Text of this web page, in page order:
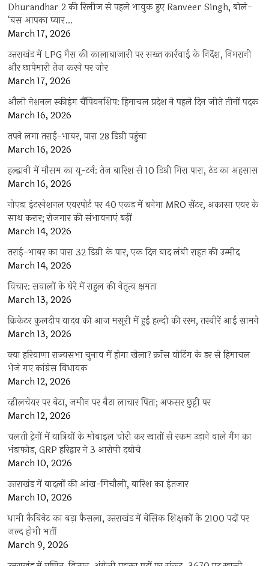
Dhurandhar 2 की रिलीज से पहले भावुक हुए Ranveer Singh, बोले-
‘बस आपका प्यार…
March 17, 2026
उत्तराखंड में LPG गैस की कालाबाजारी पर सख्त कार्रवाई के निर्देश, निगरानी
और छापेमारी तेज करने पर जोर
March 17, 2026
औली नेशनल स्कीइंग चैंपियनशिप: हिमाचल प्रदेश ने पहले दिन जीते तीनों पदक
March 16, 2026
तपने लगा तराई-भाबर, पारा 28 डिग्री पहुंचा
March 16, 2026
हल्द्वानी में मौसम का यू-टर्न: तेज बारिश से 10 डिग्री गिरा पारा, ठंड का अहसास
March 16, 2026
नोएडा इंटरनेशनल एयरपोर्ट पर 40 एकड़ में बनेगा MRO सेंटर, अकासा एयर के
साथ करार; रोजगार की संभावनाएं बढ़ीं
March 14, 2026
तराई-भाबर का पारा 32 डिग्री के पार, एक दिन बाद लंबी राहत की उम्मीद
March 14, 2026
विचार: सवालों के घेरे में राहुल की नेतृत्व क्षमता
March 13, 2026
क्रिकेटर कुलदीप यादव की आज मसूरी में हुई हल्दी की रस्म, तस्वीरें आई सामने
March 13, 2026
क्या हरियाणा राज्यसभा चुनाव में होगा खेला? क्रॉस वोटिंग के डर से हिमाचल
भेजे गए कांग्रेस विधायक
March 12, 2026
व्हीलचेयर पर बेटा, जमीन पर बैठा लाचार पिता; अफसर छुट्टी पर
March 12, 2026
चलती ट्रेनों में यात्रियों के मोबाइल चोरी कर खातों से रकम उड़ाने वाले गैंग का
भंडाफोड़, GRP हरिद्वार ने 3 आरोपी दबोचे
March 10, 2026
उत्तराखंड में बादलों की आंख-मिचौली, बारिश का इंतजार
March 10, 2026
धामी कैबिनेट का बड़ा फैसला, उत्तराखंड में बेसिक शिक्षकों के 2100 पदों पर
जल्द होगी भर्ती
March 9, 2026